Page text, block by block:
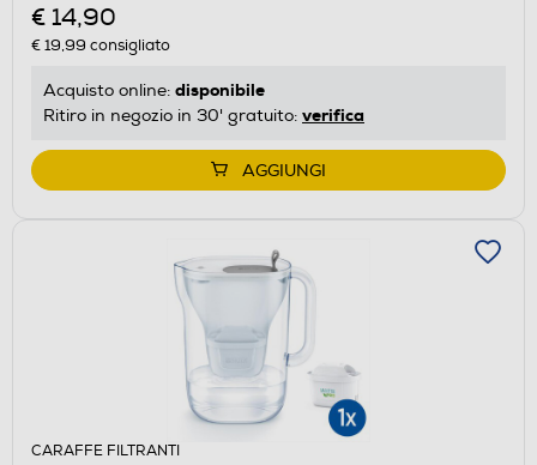
€ 14,90
€ 19,99 consigliato
Acquisto online: disponibile
Ritiro in negozio in 30' gratuito: verifica
AGGIUNGI
CARAFFE FILTRANTI